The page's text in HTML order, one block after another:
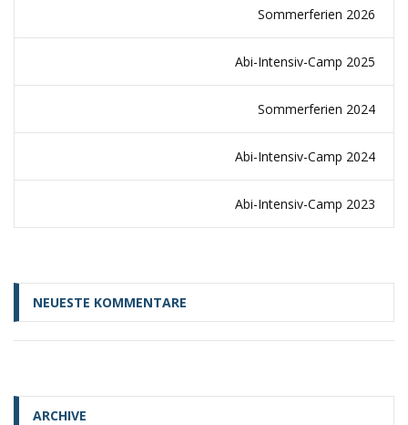
Sommerferien 2026
Abi-Intensiv-Camp 2025
Sommerferien 2024
Abi-Intensiv-Camp 2024
Abi-Intensiv-Camp 2023
NEUESTE KOMMENTARE
ARCHIVE